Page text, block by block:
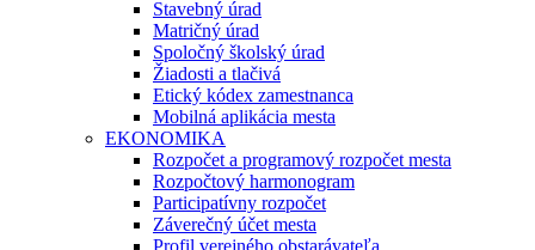
Stavebný úrad
Matričný úrad
Spoločný školský úrad
Žiadosti a tlačivá
Etický kódex zamestnanca
Mobilná aplikácia mesta
EKONOMIKA
Rozpočet a programový rozpočet mesta
Rozpočtový harmonogram
Participatívny rozpočet
Záverečný účet mesta